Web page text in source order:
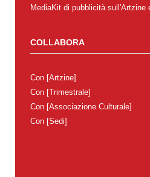
MediaKit di pubblicità sull'Artzine
COLLABORA
Con [Artzine]
Con [Trimestrale]
Con [Associazione Culturale]
Con [Sedi]